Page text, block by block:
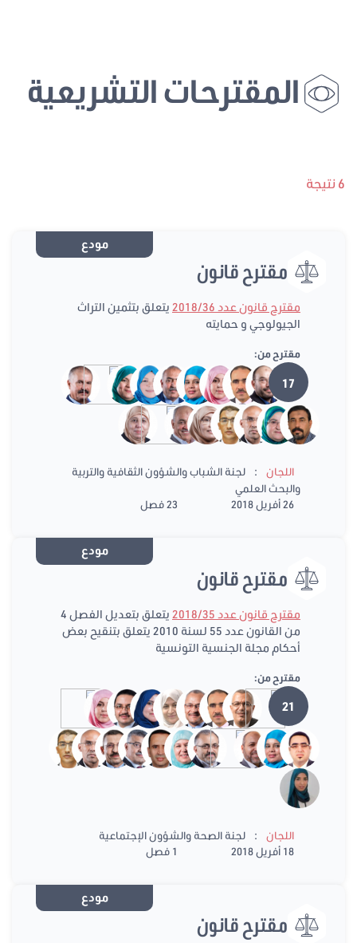
المقترحات التشريعية
6 نتيجة
مودع
مقترح قانون
مقترح قانون عدد 2018/36
يتعلق بتثمين التراث
الجيولوجي و حمايته
مقترح من:
17
اللجان :
لجنة الشباب والشؤون الثقافية والتربية
والبحث العلمي
26 أفريل 2018
23 فصل
مودع
مقترح قانون
مقترح قانون عدد 2018/35
يتعلق بتعديل الفصل 4
من القانون عدد 55 لسنة 2010 يتعلق بتنقيح بعض
أحكام مجلة الجنسية التونسية
مقترح من:
21
اللجان :
لجنة الصحة والشؤون الإجتماعية
18 أفريل 2018
1 فصل
مودع
مقترح قانون